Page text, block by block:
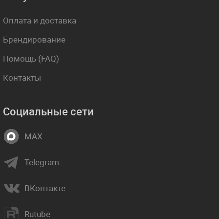
Оплата и доставка
Брендирование
Помощь (FAQ)
Контакты
Социальные сети
MAX
Telegram
ВКонтакте
Rutube